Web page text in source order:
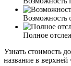
Возможность
Полное
Узнать стоимость
название в